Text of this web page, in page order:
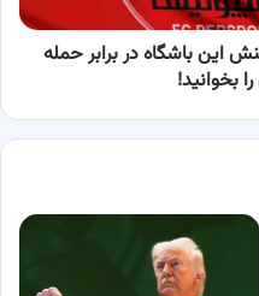
باشگاه در برابر حمله
بخوانید!